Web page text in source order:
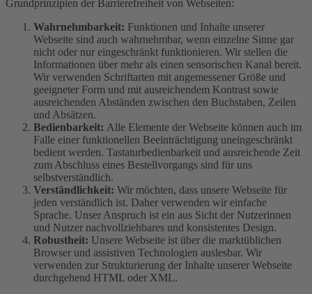
Grundprinzipien der Barrierefreiheit von Webseiten:
Wahrnehmbarkeit: Funktionen und Inhalte unserer
Webseite sind auch wahrnehmbar, wenn einzelne Sinne gar
nicht oder nur eingeschränkt funktionieren. Wir stellen die
Informationen über mehr als einen sensorischen Kanal bereit.
Wir verwenden Schriftarten mit angemessener Größe und
geeigneter Form und mit ausreichendem Kontrast sowie
ausreichenden Abständen zwischen den Buchstaben, Zeilen
und Absätzen.
Bedienbarkeit: Alle Elemente der Webseite können auch im
Falle einer funktionellen Beeinträchtigung uneingeschränkt
bedient werden. Tastaturbedienbarkeit und ausreichende Zeit
zum Abschluss eines Bestellvorgangs sind für uns
selbstverständlich.
Verständlichkeit: Wir möchten, dass unsere Webseite für
jeden verständlich ist. Daher verwenden wir einfache
Sprache. Unser Anspruch ist ein aus Sicht der Nutzerinnen
und Nutzer nachvollziehbares und konsistentes Design.
Robustheit: Unsere Webseite ist über die marktüblichen
Browser und assistiven Technologien auslesbar. Wir
verwenden zur Strukturierung der Inhalte unserer Webseite
durchgehend HTML oder XML.